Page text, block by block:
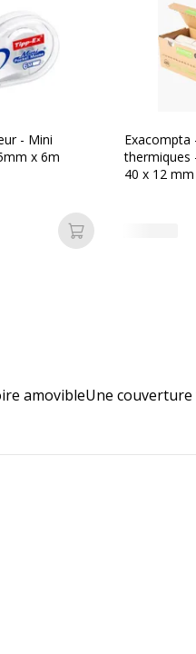
- Mini
x 6m
Ajouter au panier
Exacompta
thermiques
40 x 12
amovibleUne